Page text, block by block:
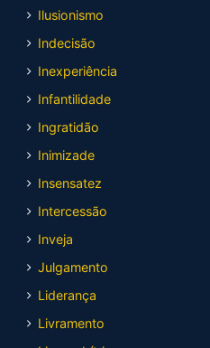
Ilusionismo
Indecisão
Inexperiência
Infantilidade
Ingratidão
Inimizade
Insensatez
Intercessão
Inveja
Julgamento
Liderança
Livramento